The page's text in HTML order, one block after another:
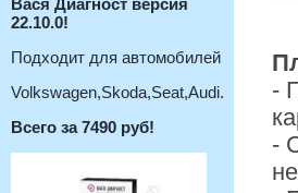
Вася Диагност версия
22.10.0!
Подходит для автомобилей
Volkswagen,Skoda,Seat,Audi.
Всего за 7490 руб!
-
-